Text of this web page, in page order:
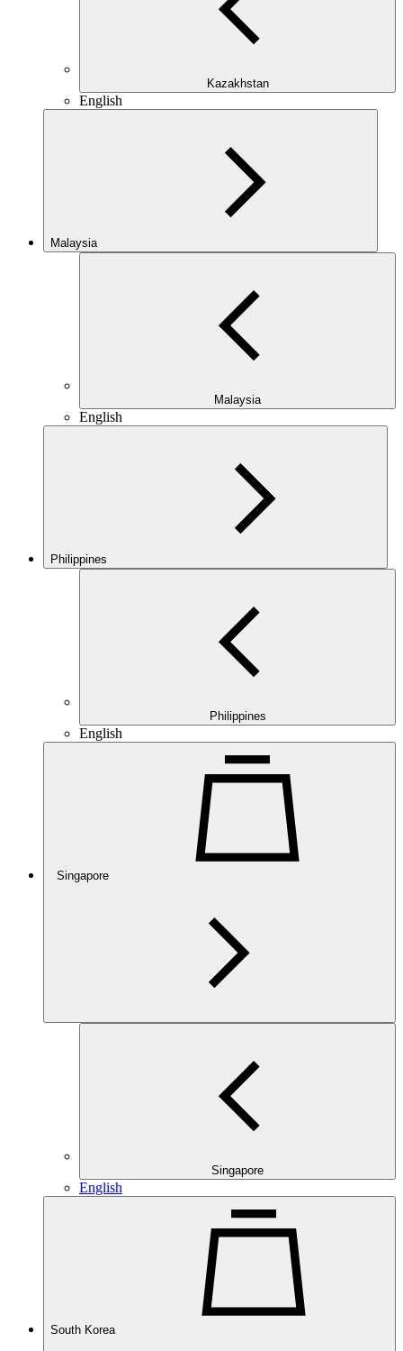
Kazakhstan
English
Malaysia
Malaysia
English
Philippines
Philippines
English
Singapore
Singapore
English
South Korea